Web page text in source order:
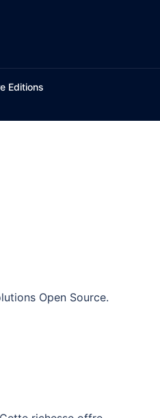
Editions
Open Source.